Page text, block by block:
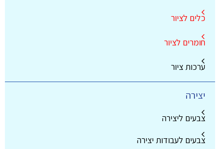
כלים לציור
חומרים לציור
ערכות ציור
יצירה
צבעים ליצירה
צבעים לעבודות יצירה